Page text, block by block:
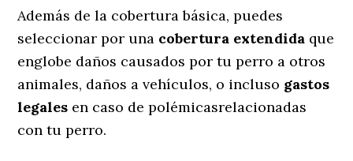
Además de la cobertura básica, puedes
seleccionar por una cobertura extendida que
englobe daños causados por tu perro a otros
animales, daños a vehículos, o incluso gastos
legales en caso de polémicasrelacionadas
con tu perro.